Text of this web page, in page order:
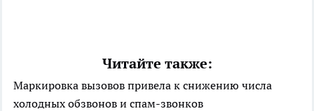
Читайте также:
Маркировка вызовов привела к снижению числа
холодных обзвонов и спам-звонков